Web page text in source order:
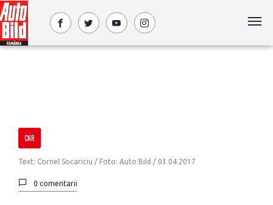
CNR
Text: Cornel Socariciu / Foto: Auto Bild / 03.04.2017
0 comentarii